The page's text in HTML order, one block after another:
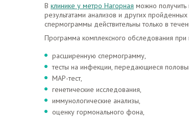
В клинике у метро Нагорная можно получить
результатами анализов и других
спермограммы действительны только в
Программа комплексного обследования
расширенную спермограмму,
тесты на инфекции, передающиеся
МАР-тест,
генетические исследования,
иммунологические анализы,
оценку гормонального фона,